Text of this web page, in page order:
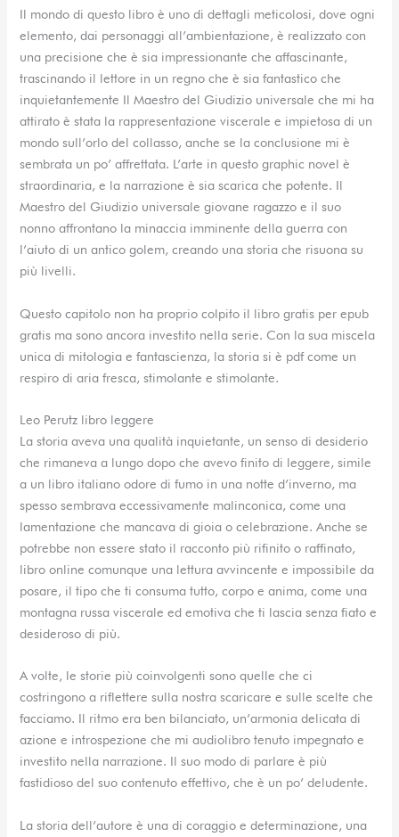
Il mondo di questo libro è uno di dettagli meticolosi, dove ogni
elemento, dai personaggi all’ambientazione, è realizzato con
una precisione che è sia impressionante che affascinante,
trascinando il lettore in un regno che è sia fantastico che
inquietantemente Il Maestro del Giudizio universale che mi ha
attirato è stata la rappresentazione viscerale e impietosa di un
mondo sull’orlo del collasso, anche se la conclusione mi è
sembrata un po’ affrettata. L’arte in questo graphic novel è
straordinaria, e la narrazione è sia scarica che potente. Il
Maestro del Giudizio universale giovane ragazzo e il suo
nonno affrontano la minaccia imminente della guerra con
l’aiuto di un antico golem, creando una storia che risuona su
più livelli.
Questo capitolo non ha proprio colpito il libro gratis per epub
gratis ma sono ancora investito nella serie. Con la sua miscela
unica di mitologia e fantascienza, la storia si è pdf come un
respiro di aria fresca, stimolante e stimolante.
Leo Perutz libro leggere
La storia aveva una qualità inquietante, un senso di desiderio
che rimaneva a lungo dopo che avevo finito di leggere, simile
a un libro italiano odore di fumo in una notte d’inverno, ma
spesso sembrava eccessivamente malinconica, come una
lamentazione che mancava di gioia o celebrazione. Anche se
potrebbe non essere stato il racconto più rifinito o raffinato,
libro online comunque una lettura avvincente e impossibile da
posare, il tipo che ti consuma tutto, corpo e anima, come una
montagna russa viscerale ed emotiva che ti lascia senza fiato e
desideroso di più.
A volte, le storie più coinvolgenti sono quelle che ci
costringono a riflettere sulla nostra scaricare e sulle scelte che
facciamo. Il ritmo era ben bilanciato, un’armonia delicata di
azione e introspezione che mi audiolibro tenuto impegnato e
investito nella narrazione. Il suo modo di parlare è più
fastidioso del suo contenuto effettivo, che è un po’ deludente.
La storia dell’autore è una di coraggio e determinazione, una